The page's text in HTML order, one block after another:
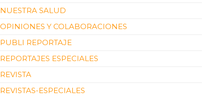
NUESTRA SALUD
OPINIONES Y COLABORACIONES
PUBLI REPORTAJE
REPORTAJES ESPECIALES
REVISTA
REVISTAS-ESPECIALES